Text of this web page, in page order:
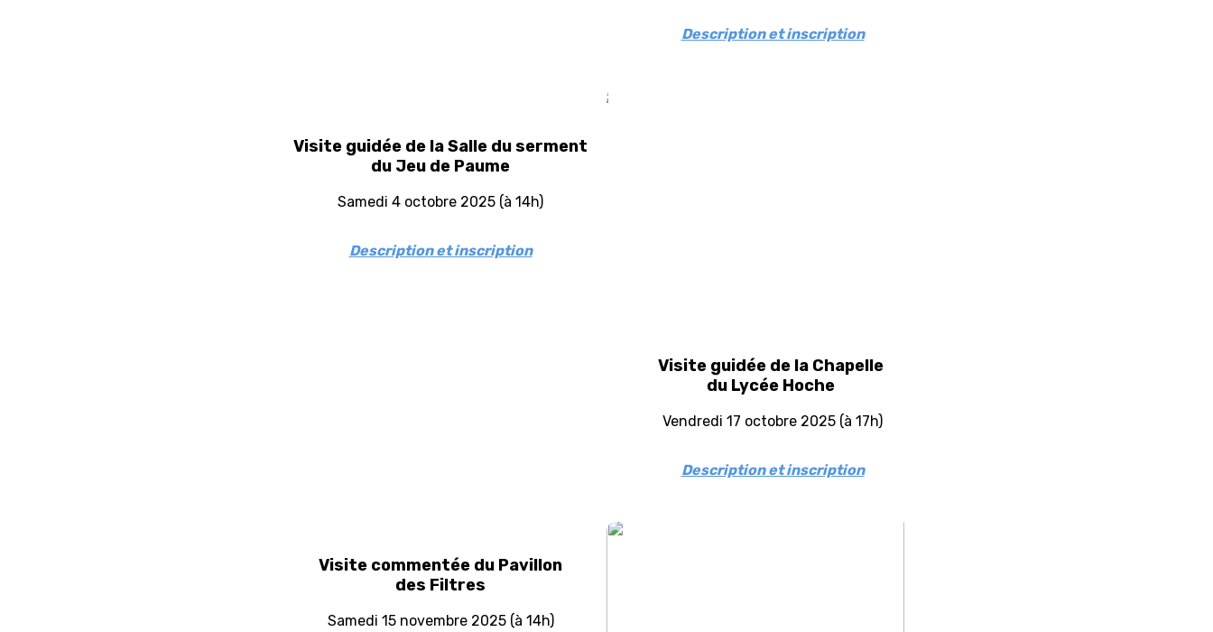
Description et inscription
Visite guidée de la Salle du serment
du Jeu de Paume
Samedi 4 octobre 2025 (à 14h)
Description et inscription
Visite guidée de la Chapelle
du Lycée Hoche
Vendredi 17 octobre 2025 (à 17h)
Description et inscription
Visite commentée du Pavillon
des Filtres
Samedi 15 novembre 2025 (à 14h)